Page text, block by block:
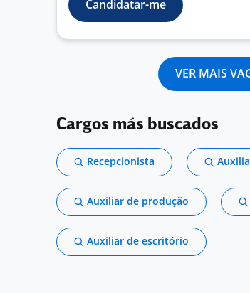
Candidatar-me
VER MAIS
Cargos más buscados
Recepcionista
Auxiliar de produção
Auxiliar de escritório